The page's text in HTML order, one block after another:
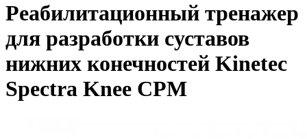
Реабилитационный тренажер
для разработки суставов
нижних конечностей Kinetec
Spectra Knee CPM